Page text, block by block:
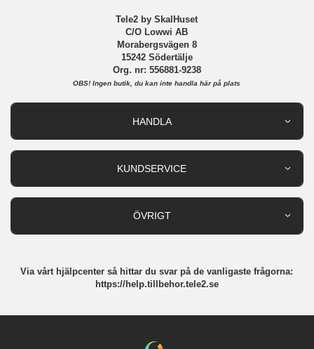
Tele2 by SkalHuset
C/O Lowwi AB
Morabergsvägen 8
15242 Södertälje
Org. nr: 556881-9238
OBS! Ingen butik, du kan inte handla här på plats
HANDLA
KUNDSERVICE
ÖVRIGT
Integritetspolicy
Via vårt hjälpcenter så hittar du svar på de vanligaste frågorna:
https://help.tillbehor.tele2.se